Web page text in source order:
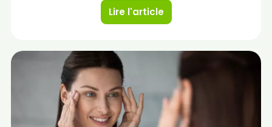
Lire l'article